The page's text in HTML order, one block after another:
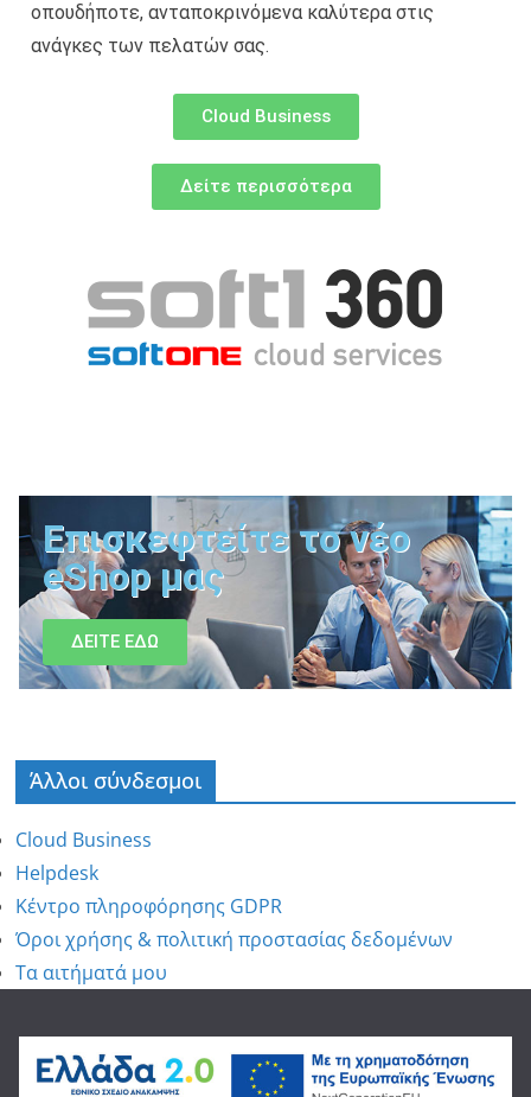
οπουδήποτε, ανταποκρινόμενα καλύτερα στις
ανάγκες των πελατών σας.
Cloud Business
Δείτε περισσότερα
Επισκεφτείτε το νέο
eShop μας
ΔΕΙΤΕ ΕΔΩ
Άλλοι σύνδεσμοι
Cloud Business
Helpdesk
Κέντρο πληροφόρησης GDPR
Όροι χρήσης & πολιτική προστασίας δεδομένων
Τα αιτήματά μου